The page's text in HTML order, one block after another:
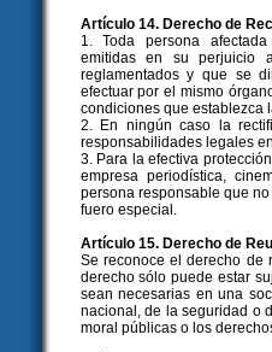
Artículo 14. Derecho de
1. Toda persona
emitidas en su perjuicio
reglamentados y que se
efectuar por el mismo
condiciones que establezca
2. En ningún caso la
responsabilidades legales
3. Para la efectiva
empresa periodística,
persona responsable que
fuero especial.
Artículo 15. Derecho de
Se reconoce el derecho de
derecho sólo puede estar
sean necesarias en una
nacional, de la seguridad o
moral públicas o los